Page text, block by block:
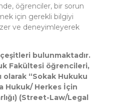
öğrenciler, bir sorun
için gerekli bilgiyi
ve deneyimleyerek
bulunmaktadır.
Fakültesi öğrencileri,
olarak “Sokak Hukuku
Hukuk/ Herkes İçin
(Street-Law/Legal